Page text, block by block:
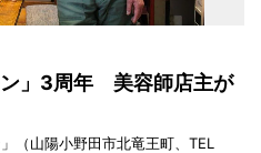
」3周年 美容師店主が
（山陽小野田市北竜王町、TEL